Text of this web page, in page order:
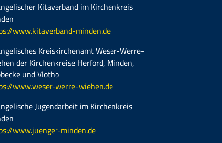
Kitaverband im Kirchenkreis
www.kitaverband-minden.de
Kreiskirchenamt Weser-Werre-
der Kirchenkreise Herford, Minden,
und Vlotho
www.weser-werre-wiehen.de
Jugendarbeit im Kirchenkreis
www.juenger-minden.de